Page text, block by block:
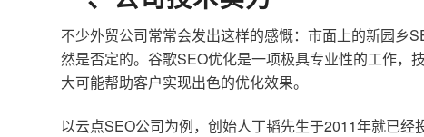
不少外贸公司常常会发出这样的感慨：市面上的新园乡
然是否定的。谷歌SEO优化是一项极具专业性的工作，
大可能帮助客户实现出色的优化效果。
以云点SEO公司为例，创始人丁韬先生于2011年就已